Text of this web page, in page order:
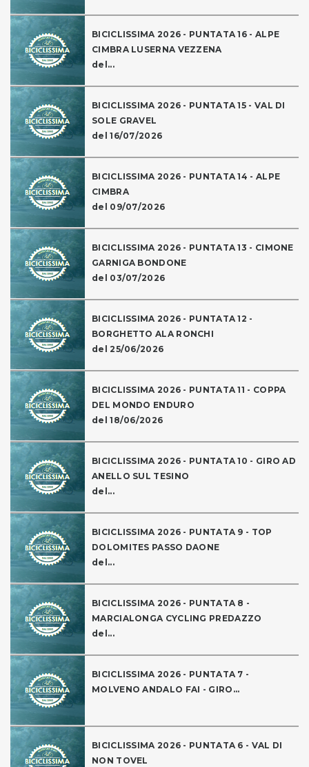
BICICLISSIMA 2026 - PUNTATA 16 - ALPE
CIMBRA LUSERNA VEZZENA
del...
BICICLISSIMA 2026 - PUNTATA 15 - VAL DI
SOLE GRAVEL
del 16/07/2026
BICICLISSIMA 2026 - PUNTATA 14 - ALPE
CIMBRA
del 09/07/2026
BICICLISSIMA 2026 - PUNTATA 13 - CIMONE
GARNIGA BONDONE
del 03/07/2026
BICICLISSIMA 2026 - PUNTATA 12 -
BORGHETTO ALA RONCHI
del 25/06/2026
BICICLISSIMA 2026 - PUNTATA 11 - COPPA
DEL MONDO ENDURO
del 18/06/2026
BICICLISSIMA 2026 - PUNTATA 10 - GIRO AD
ANELLO SUL TESINO
del...
BICICLISSIMA 2026 - PUNTATA 9 - TOP
DOLOMITES PASSO DAONE
del...
BICICLISSIMA 2026 - PUNTATA 8 -
MARCIALONGA CYCLING PREDAZZO
del...
BICICLISSIMA 2026 - PUNTATA 7 -
MOLVENO ANDALO FAI - GIRO...
BICICLISSIMA 2026 - PUNTATA 6 - VAL DI
NON TOVEL